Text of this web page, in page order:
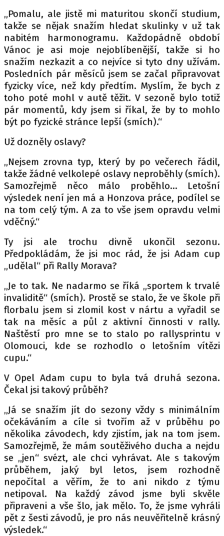
Máte příběh, fotku nebo video?
Pošlete e-mail na autoroad.cz
ETICKÝ KODEX
KONTAKT
VYDAVATEL
OSOBNÍ ÚDAJE / COOKIES
Provozovatelem serveru autoroad.cz je
INCORP MEDIA GROUP s.r.o., IČ: 118 23 054
„Pomalu, ale jistě mi maturitou skončí studium,
takže se nějak snažím hledat skulinky v už tak
nabitém harmonogramu. Každopádně období
Vánoc je asi moje nejoblíbenější, takže si ho
snažím nezkazit a co nejvíce si tyto dny užívám.
Posledních pár měsíců jsem se začal připravovat
fyzicky více, než kdy předtím. Myslím, že bych z
toho poté mohl v autě těžit. V sezoně bylo totiž
pár momentů, kdy jsem si říkal, že by to mohlo
být po fyzické stránce lepší (smích).“
Už dozněly oslavy?
„Nejsem zrovna typ, který by po večerech řádil,
takže žádné velkolepé oslavy neproběhly (smích).
Samozřejmě něco málo proběhlo… Letošní
výsledek není jen má a Honzova práce, podílel se
na tom celý tým. A za to vše jsem opravdu velmi
vděčný.“
Ty jsi ale trochu divně ukončil sezonu.
Předpokládám, že jsi moc rád, že jsi Adam cup
„udělal“ při Rally Morava?
„Je to tak. Ne nadarmo se říká „sportem k trvalé
invaliditě“ (smích). Prostě se stalo, že ve škole při
florbalu jsem si zlomil kost v nártu a vyřadil se
tak na měsíc a půl z aktivní činnosti v rally.
Naštěstí pro mne se to stalo po rallysprintu v
Olomouci, kde se rozhodlo o letošním vítězi
cupu.“
V Opel Adam cupu to byla tvá druhá sezona.
Čekal jsi takový průběh?
„Já se snažím jít do sezony vždy s minimálním
očekáváním a cíle si tvořím až v průběhu po
několika závodech, kdy zjistím, jak na tom jsem.
Samozřejmě, že mám soutěživého ducha a nejdu
se „jen“ svézt, ale chci vyhrávat. Ale s takovým
průběhem, jaký byl letos, jsem rozhodně
nepočítal a věřím, že to ani nikdo z týmu
netipoval. Na každý závod jsme byli skvěle
připraveni a vše šlo, jak mělo. To, že jsme vyhráli
pět z šesti závodů, je pro nás neuvěřitelně krásný
výsledek.“